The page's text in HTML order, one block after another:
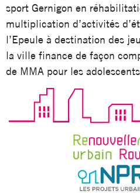
sport Gernigon en
multiplication d’activités
l’Epeule à destination des
la ville finance de façon
de MMA pour les